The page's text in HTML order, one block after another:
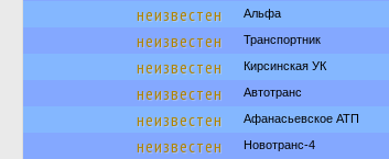
неизвестен Альфа
неизвестен Транспортник
неизвестен Кирсинская УК
неизвестен Автотранс
неизвестен Афанасьевское АТП
неизвестен Новотранс-4